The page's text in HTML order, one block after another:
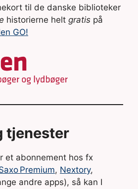
til de danske biblioteker
historierne helt gratis på
GO!
tjenester
et abonnement hos fx
Premium, Nextory,
andre apps), så kan I